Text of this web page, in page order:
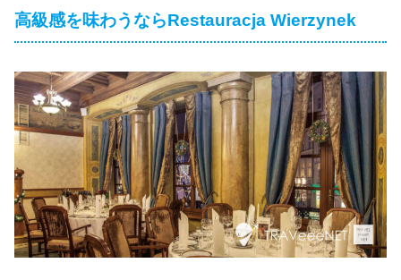
高級感を味わうならRestauracja Wierzynek